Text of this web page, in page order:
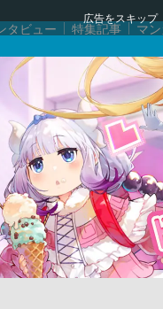
広告をスキップ
タビュー 特集記事 マ